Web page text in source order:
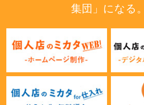
集団」になる。